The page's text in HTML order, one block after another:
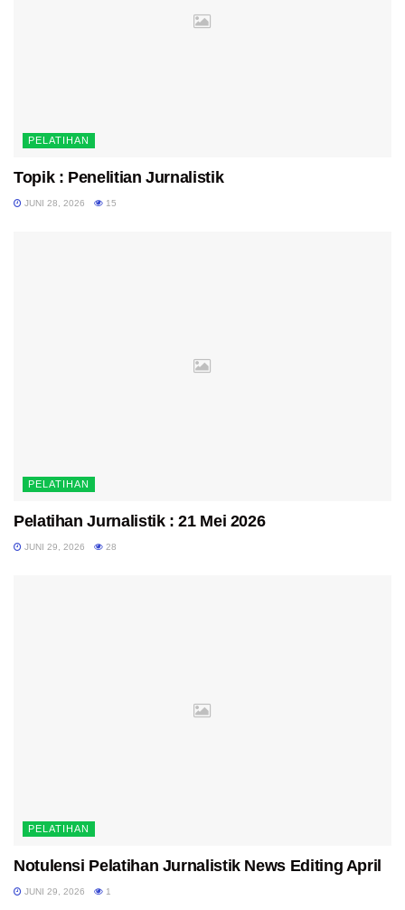
PELATIHAN
Topik : Penelitian Jurnalistik
JUNI 28, 2026 15
PELATIHAN
Pelatihan Jurnalistik : 21 Mei 2026
JUNI 29, 2026 28
PELATIHAN
Notulensi Pelatihan Jurnalistik News Editing April
JUNI 29, 2026 1